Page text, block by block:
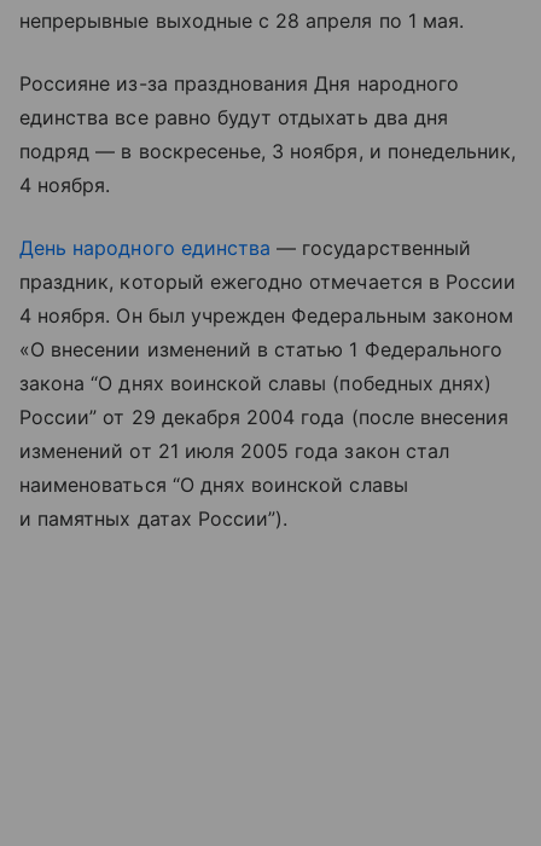
непрерывные выходные с 28 апреля по 1 мая.
Россияне из-за празднования Дня народного
единства все равно будут отдыхать два дня
подряд — в воскресенье, 3 ноября, и понедельник,
4 ноября.
День народного единства — государственный
праздник, который ежегодно отмечается в России
4 ноября. Он был учрежден Федеральным законом
«О внесении изменений в статью 1 Федерального
закона “О днях воинской славы (победных днях)
России” от 29 декабря 2004 года (после внесения
изменений от 21 июля 2005 года закон стал
наименоваться “О днях воинской славы
и памятных датах России”).